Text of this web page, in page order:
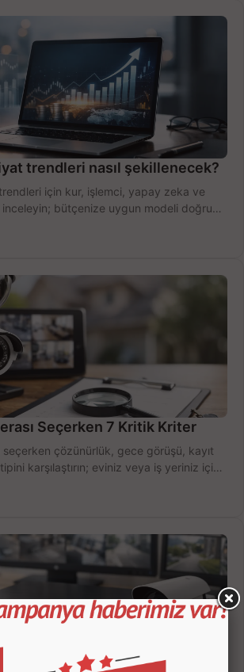
trendleri nasıl şekillenecek?
için kur, işlemci, yapay zeka ve
bütçenize uygun modeli doğru
Seçerken 7 Kritik Kriter
seçerken çözünürlük, gece görüşü, kayıt
karşılaştırın; eviniz veya iş yeriniz için